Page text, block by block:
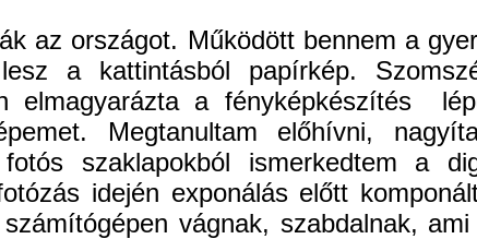
az országot. Működött bennem a
a kattintásból papírkép.
elmagyarázta a fényképkészítés
Megtanultam előhívni,
szaklapokból ismerkedtem a
idején exponálás előtt
vágnak, szabdalnak, ami